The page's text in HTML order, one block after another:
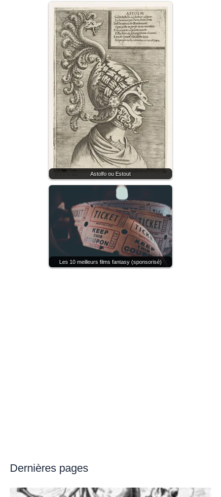
Astolfo ou Estout
Les 10 meilleurs films fantasy (sponsorisé)
Dernières pages